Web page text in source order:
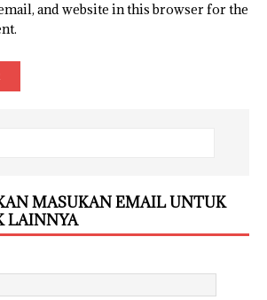
and website in this browser for the
MASUKAN EMAIL UNTUK
LAINNYA